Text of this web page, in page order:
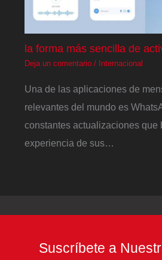
la forma más sencilla de
Deja un comentario / Internacional
Una de las aplicaciones de
relevantes del mundo es
constantes actualizaciones que
experiencia de sus…
Suscríbete a